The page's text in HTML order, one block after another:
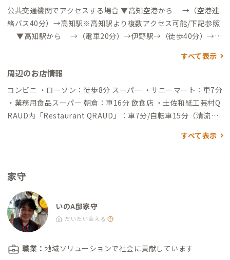
公共交通機関でアクセスする場合 ▼高知空港から →（空港連
絡バス40分）→高知駅※高知駅より複数アクセス可能/下記参照
▼高知駅から →（電車20分）→伊野駅→（徒歩40分）→到
鐘前→（徒歩3分）到着 →（北部交通バス50分）→加田半鐘
前→（徒歩3分）→到着 自動車でアクセスする場合 ▼高知空港
から →（高速道27分）→いのIC→（一般道13分）→到着 ▼伊
野駅から →（一般道8分）→到着
すべて表示
周辺のお店情報
コンビニ ・ローソン：徒歩8分 スーパー ・サニーマート：車7分
・業務用食品スーパー 朝倉：車16分 飲食店 ・土佐和紙工芸村Q
RAUD内「Restaurant QRAUD」：車7分/自転車15分（清流仁
すべて表示
家守
いのA邸家守
だいたい会える
職業： 地域ソリューションで社会に貢献しています